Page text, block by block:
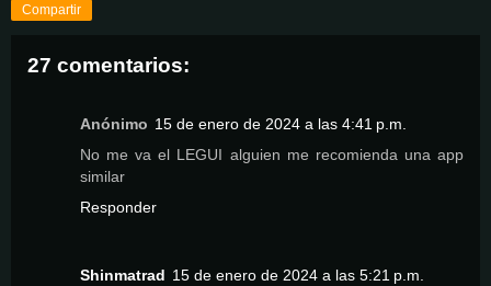
Compartir
27 comentarios:
Anónimo 15 de enero de 2024 a las 4:41 p.m.
No me va el LEGUI alguien me recomienda una app
similar
Responder
Shinmatrad 15 de enero de 2024 a las 5:21 p.m.